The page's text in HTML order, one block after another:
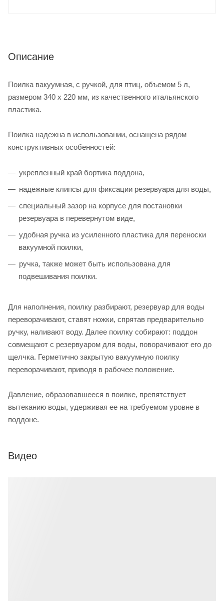
Описание
Поилка вакуумная, с ручкой, для птиц, объемом 5 л,
размером 340 х 220 мм, из качественного итальянского
пластика.
Поилка надежна в использовании, оснащена рядом
конструктивных особенностей:
укрепленный край бортика поддона,
надежные клипсы для фиксации резервуара для воды,
специальный зазор на корпусе для постановки
резервуара в перевернутом виде,
удобная ручка из усиленного пластика для переноски
вакуумной поилки,
ручка, также может быть использована для
подвешивания поилки.
Для наполнения, поилку разбирают, резервуар для воды
переворачивают, ставят ножки, спрятав предварительно
ручку, наливают воду. Далее поилку собирают: поддон
совмещают с резервуаром для воды, поворачивают его до
щелчка. Герметично закрытую вакуумную поилку
переворачивают, приводя в рабочее положение.
Давление, образовавшееся в поилке, препятствует
вытеканию воды, удерживая ее на требуемом уровне в
поддоне.
Видео